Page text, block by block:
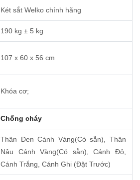
Két sắt Welko chính hãng
190 kg ± 5 kg
107 x 60 x 56 cm
Khóa cơ;
Chống cháy
Thân Ðen Cánh Vàng(Có sẵn), Thân
Nâu Cánh Vàng(Có sẵn), Cánh Ðỏ,
Cánh Trắng, Cánh Ghi (Đặt Trước)